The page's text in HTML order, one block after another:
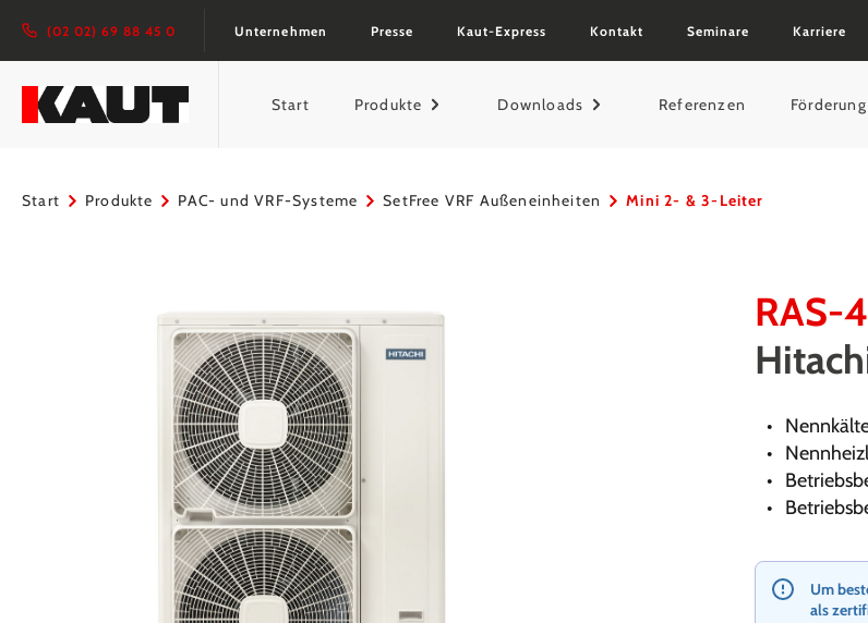
Zur Hauptnavigation springen
(02 02) 69 88 45 0 Unternehmen Presse Kaut-Express Kontakt Seminare Karriere
Start Produkte Downloads Referenzen Förderung
Start Produkte PAC- und VRF-Systeme SetFree VRF Außeneinheiten Mini 2- & 3-Leiter
RAS-
Um
als